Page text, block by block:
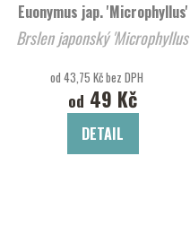
Euonymus jap. 'Microphyllus'
Brslen japonský 'Microphyllus'
od 43,75 Kč bez DPH
od 49 Kč
DETAIL